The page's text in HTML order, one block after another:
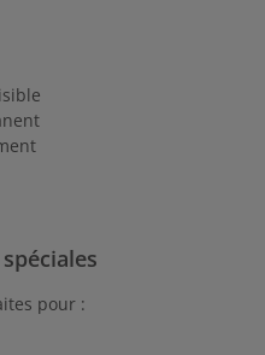
pour :